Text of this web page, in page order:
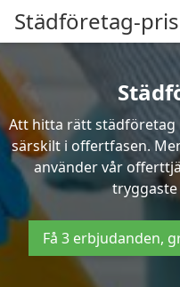
Städföretag-
Att hitta rätt städföretag
särskilt i offertfasen.
använder vår
tryggaste
Få 3 erbjudanden,